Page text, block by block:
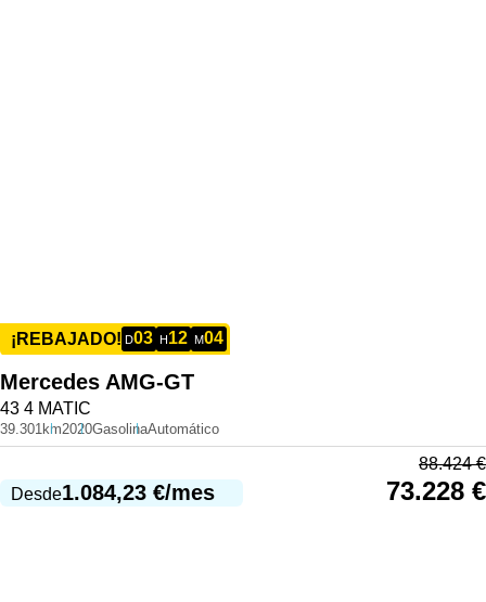
¡REBAJADO! D03 H 12 M04
Mercedes AMG-GT
43 4 MATIC
39.301km2020GasolinaAutomático
Desde1.084,23 €/mes
88.424€
73.228 €